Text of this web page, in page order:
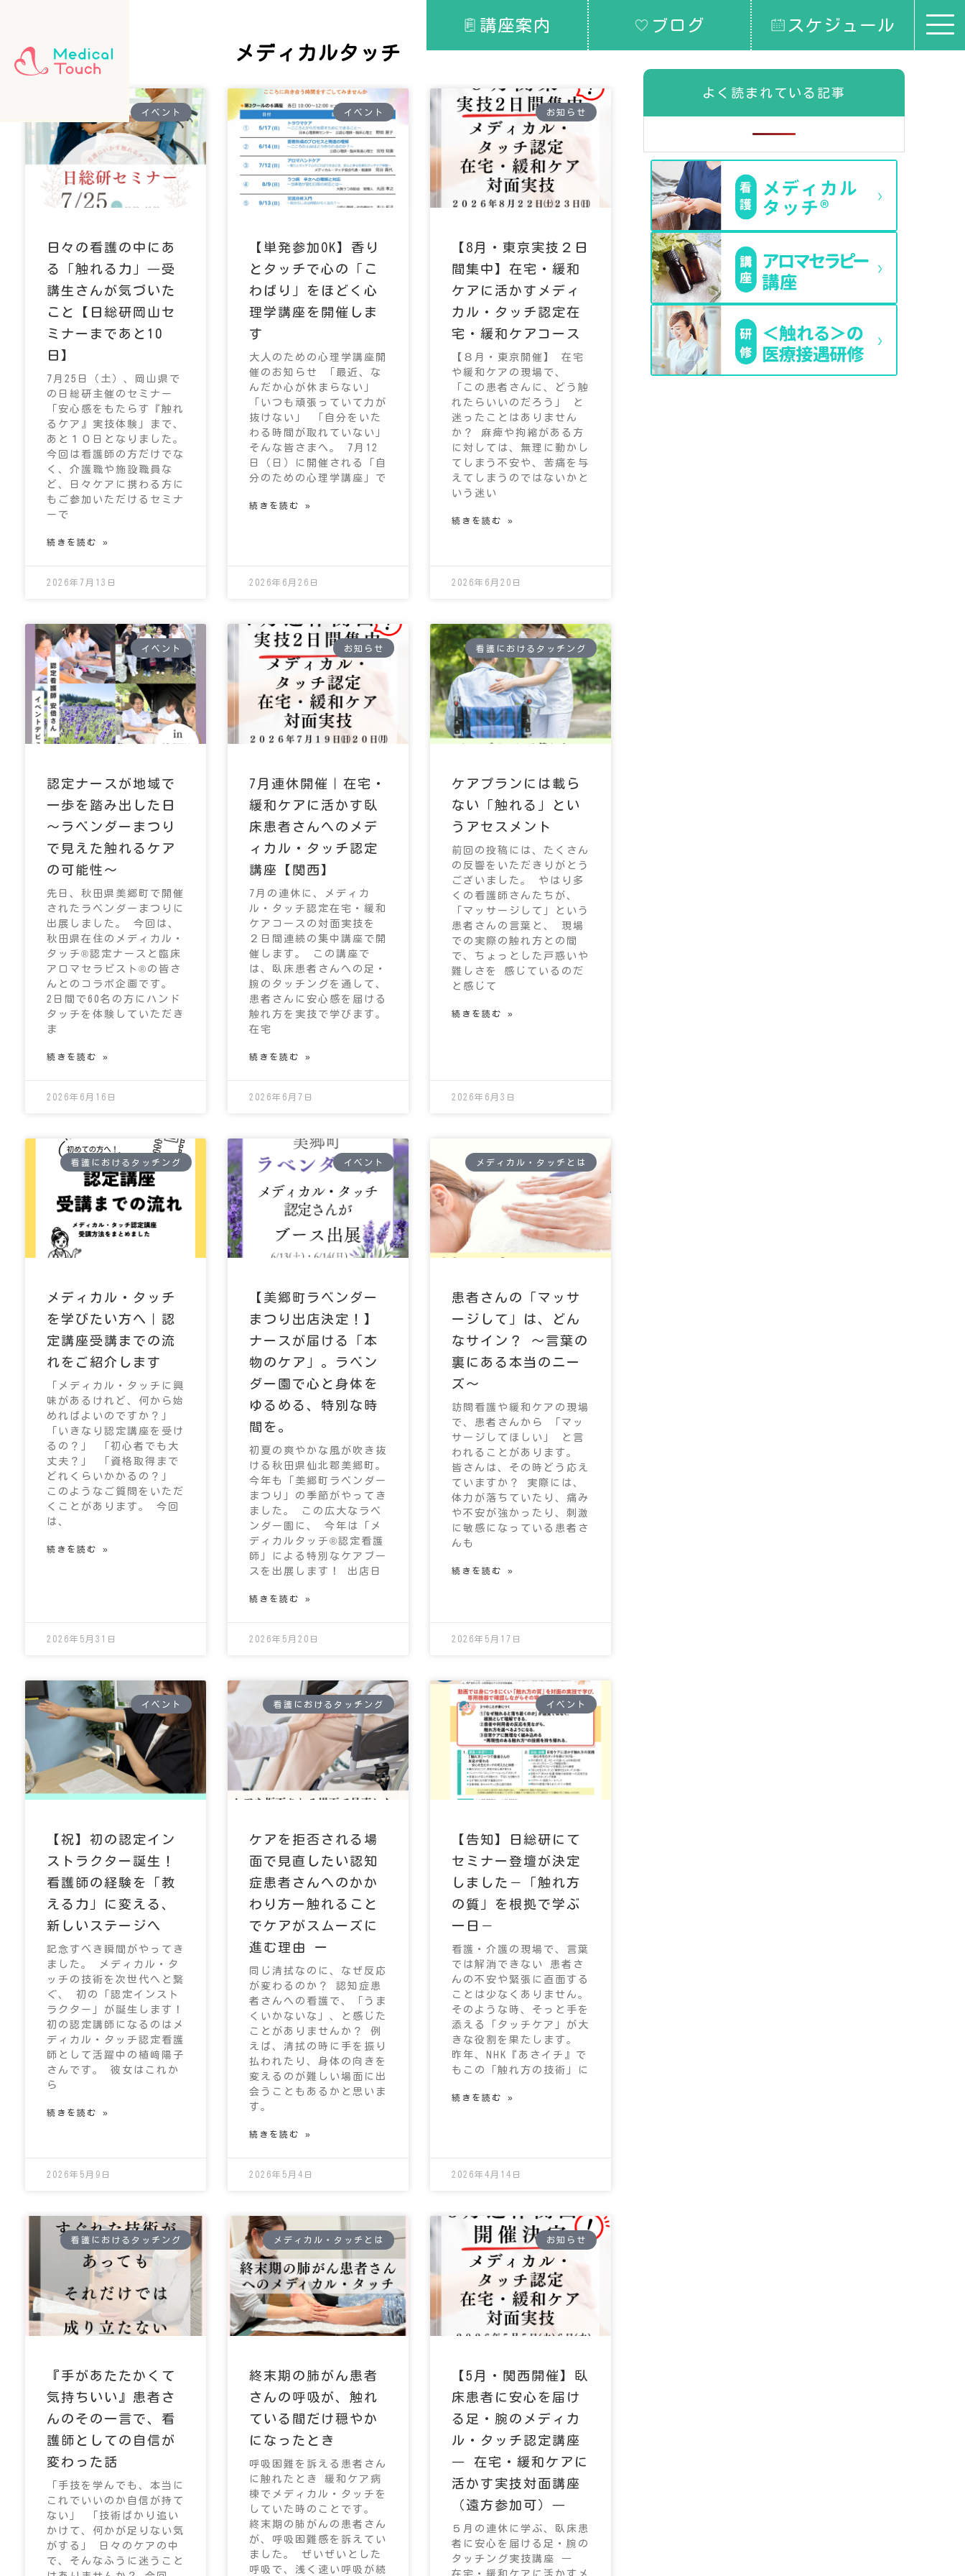
講座案内 ブログ スケジュール
メディカルタッチ
イベント
日々の看護の中にあ
る「触れる力」―受
講生さんが気づいた
こと【日総研岡山セ
ミナーまであと10
日】
7月25日（土）、岡山県で
の日総研主催のセミナー
「安心感をもたらす『触れ
るケア』実技体験」まで、
あと１０日となりました。
今回は看護師の方だけでな
く、介護職や施設職員な
ど、日々ケアに携わる方に
もご参加いただけるセミナ
ーで
続きを読む »
2026年7月13日
イベント
【単発参加OK】香り
とタッチで心の「こ
わばり」をほどく心
理学講座を開催しま
す
大人のための心理学講座開
催のお知らせ 「最近、な
んだか心が休まらない」
「いつも頑張っていて力が
抜けない」 「自分をいた
わる時間が取れていない」
そんな皆さまへ。 7月12
日（日）に開催される「自
分のための心理学講座」で
続きを読む »
2026年6月26日
お知らせ
【8月・東京実技２日
間集中】在宅・緩和
ケアに活かすメディ
カル・タッチ認定在
宅・緩和ケアコース
【８月・東京開催】 在宅
や緩和ケアの現場で、
「この患者さんに、どう触
れたらいいのだろう」 と
迷ったことはありません
か？ 麻痺や拘縮がある方
に対しては、無理に動かし
てしまう不安や、苦痛を与
えてしまうのではないかと
いう迷い
続きを読む »
2026年6月20日
イベント
認定ナースが地域で
一歩を踏み出した日
～ラベンダーまつり
で見えた触れるケア
の可能性～
先日、秋田県美郷町で開催
されたラベンダーまつりに
出展しました。 今回は、
秋田県在住のメディカル・
タッチ®認定ナースと臨床
アロマセラピスト®の皆さ
んとのコラボ企画です。
2日間で60名の方にハンド
タッチを体験していただき
ま
続きを読む »
2026年6月16日
お知らせ
7月連休開催｜在宅・
緩和ケアに活かす臥
床患者さんへのメデ
ィカル・タッチ認定
講座【関西】
7月の連休に、メディカ
ル・タッチ認定在宅・緩和
ケアコースの対面実技を
２日間連続の集中講座で開
催します。 この講座で
は、臥床患者さんへの足・
腕のタッチングを通して、
患者さんに安心感を届ける
触れ方を実技で学びます。
在宅
続きを読む »
2026年6月7日
看護におけるタッチング
ケアプランには載ら
ない「触れる」とい
うアセスメント
前回の投稿には、たくさん
の反響をいただきりがとう
ございました。 やはり多
くの看護師さんたちが、
「マッサージして」という
患者さんの言葉と、 現場
での実際の触れ方との間
で、ちょっとした戸惑いや
難しさを 感じているのだ
と感じて
続きを読む »
2026年6月3日
看護におけるタッチング
メディカル・タッチ
を学びたい方へ｜認
定講座受講までの流
れをご紹介します
「メディカル・タッチに興
味があるけれど、何から始
めればよいのですか？」
「いきなり認定講座を受け
るの？」 「初心者でも大
丈夫？」 「資格取得まで
どれくらいかかるの？」
このようなご質問をいただ
くことがあります。 今回
は、
続きを読む »
2026年5月31日
イベント
【美郷町ラベンダー
まつり出店決定！】
ナースが届ける「本
物のケア」。ラベン
ダー園で心と身体を
ゆるめる、特別な時
間を。
初夏の爽やかな風が吹き抜
ける秋田県仙北郡美郷町。
今年も「美郷町ラベンダー
まつり」の季節がやってき
ました。 この広大なラベ
ンダー園に、 今年は「メ
ディカルタッチ®︎認定看護
師」による特別なケアブー
スを出展します！ 出店日
続きを読む »
2026年5月20日
メディカル・タッチとは
患者さんの「マッサ
ージして」は、どん
なサイン？ 〜言葉の
裏にある本当のニー
ズ〜
訪問看護や緩和ケアの現場
で、患者さんから 「マッ
サージしてほしい」 と言
われることがあります。
皆さんは、その時どう応え
ていますか？ 実際には、
体力が落ちていたり、痛み
や不安が強かったり、刺激
に敏感になっている患者さ
んも
続きを読む »
2026年5月17日
イベント
【祝】初の認定イン
ストラクター誕生！
看護師の経験を「教
える力」に変える、
新しいステージへ
記念すべき瞬間がやってき
ました。 メディカル・タ
ッチの技術を次世代へと繋
ぐ、 初の「認定インスト
ラクター」が誕生します！
初の認定講師になるのはメ
ディカル・タッチ認定看護
師として活躍中の植﨑陽子
さんです。 彼女はこれか
ら
続きを読む »
2026年5月9日
看護におけるタッチング
ケアを拒否される場
面で見直したい認知
症患者さんへのかか
わり方ー触れること
でケアがスムーズに
進む理由 ー
同じ清拭なのに、なぜ反応
が変わるのか？ 認知症患
者さんへの看護で、「うま
くいかないな」、と感じた
ことがありませんか？ 例
えば、清拭の時に手を振り
払われたり、身体の向きを
変えるのが難しい場面に出
会うこともあるかと思いま
す。
続きを読む »
2026年5月4日
イベント
【告知】日総研にて
セミナー登壇が決定
しました－「触れ方
の質」を根拠で学ぶ
一日－
看護・介護の現場で、言葉
では解消できない 患者さ
んの不安や緊張に直面する
ことは少なくありません。
そのような時、そっと手を
添える「タッチケア」が大
きな役割を果たします。
昨年、NHK『あさイチ』で
もこの「触れ方の技術」に
続きを読む »
2026年4月14日
看護におけるタッチング
『手があたたかくて
気持ちいい』患者さ
んのその一言で、看
護師としての自信が
変わった話
「手技を学んでも、本当に
これでいいのか自信が持て
ない」 「技術ばかり追い
かけて、何かが足りない気
がする」 日々のケアの中
で、そんなふうに迷うこと
メディカル・タッチとは
終末期の肺がん患者
さんの呼吸が、触れ
ている間だけ穏やか
になったとき
呼吸困難を訴える患者さん
に触れたとき 緩和ケア病
棟でメディカル・タッチを
していた時のことです。
終末期の肺がんの患者さん
が、呼吸困難感を訴えてい
ました。 ぜいぜいとした
呼吸で、浅く速い呼吸が続
お知らせ
【5月・関西開催】臥
床患者に安心を届け
る足・腕のメディカ
ル・タッチ認定講座
― 在宅・緩和ケアに
活かす実技対面講座
（遠方参加可）―
５月の連休に学ぶ、臥床患
者に安心を届ける足・腕の
タッチング実技講座 ―
在宅・緩和ケアに活かすメ
よく読まれている記事